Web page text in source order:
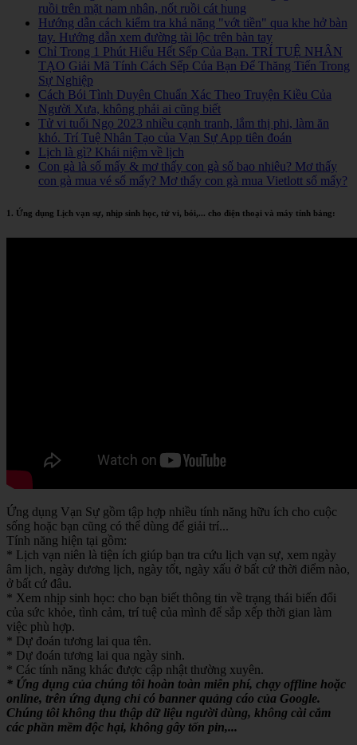
ruồi trên mặt nam nhân, nốt ruồi cát hung
Hướng dẫn cách kiểm tra khả năng "vớt tiền" qua khe hở bàn
tay. Hướng dẫn xem đường tài lộc trên bàn tay
Chỉ Trong 1 Phút Hiểu Hết Sếp Của Bạn. TRÍ TUỆ NHÂN
TẠO Giải Mã Tính Cách Sếp Của Bạn Để Thăng Tiến Trong
Sự Nghiệp
Cách Bói Tình Duyên Chuẩn Xác Theo Truyện Kiều Của
Người Xưa, không phải ai cũng biết
Tử vi tuổi Ngọ 2023 nhiều cạnh tranh, lắm thị phi, làm ăn
khó. Trí Tuệ Nhân Tạo của Vạn Sự App tiên đoán
Lịch là gì? Khái niệm về lịch
Con gà là số mấy & mơ thấy con gà số bao nhiêu? Mơ thấy
con gà mua vé số mấy? Mơ thấy con gà mua Vietlott số mấy?
1. Ứng dụng Lịch vạn sự, nhịp sinh học, tử vi, bói,... cho điện thoại và máy tính bảng:
Ứng dụng Vạn Sự gồm tập hợp nhiều tính năng hữu ích cho cuộc
sống hoặc bạn cũng có thể dùng để giải trí...
Tính năng hiện tại gồm:
* Lịch vạn niên là tiện ích giúp bạn tra cứu lịch vạn sự, xem ngày
âm lịch, ngày dương lịch, ngày tốt, ngày xấu ở bất cứ thời điểm nào,
ở bất cứ đâu.
* Xem nhịp sinh học: cho bạn biết thông tin về trạng thái biến đổi
của sức khỏe, tình cảm, trí tuệ của mình để sắp xếp thời gian làm
việc phù hợp.
* Dự đoán tương lai qua tên.
* Dự đoán tương lai qua ngày sinh.
* Các tính năng khác được cập nhật thường xuyên.
* Ứng dụng của chúng tôi hoàn toàn miễn phí, chạy offline hoặc
online, trên ứng dụng chỉ có banner quảng cáo của Google.
Chúng tôi không thu thập dữ liệu người dùng, không cài cắm
các phần mềm độc hại, không gây tốn pin,...